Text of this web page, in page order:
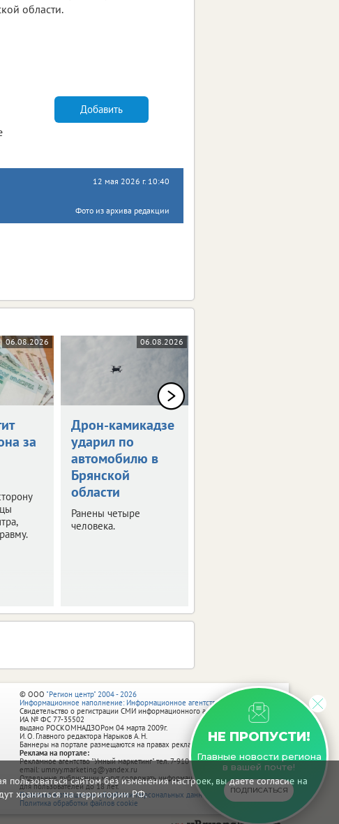
сайтом без изменения настроек, вы даете согласие на
храниться на территории РФ.
области.
Добавить
12 мая 2026 г. 10:40
Фото из архива редакции
06.08.2026
за
06.08.2026
Дрон-камикадзе
ударил по
автомобилю в
Брянской
области
Ранены четыре
человека.
НЕ ПРОПУСТИ!
Главные новости региона
в вашей почте!
ПОДПИСАТЬСЯ
© ООО "Регион центр" 2004 - 2026
Информационное наполнение: Информационное агентство vRossii.ru
Свидетельство о регистрации СМИ информационного агентства vRossii.ru
ИА № ФС 77‑35502
выдано РОСКОМНАДЗОРом 04 марта 2009г.
И. О. Главного редактора Нарыков А. Н.
Баннеры на портале размещаются на правах рекламы.
Реклама на портале:
Рекламное агентство "Умный маркетинг" тел. 7-910-267-70-40,
email: umnyy.marketing@yandex.ru
Отдельные публикации могут содержать информацию, не предназначенную
для пользователей до 18 лет.
Политика в отношении обработки персональных данных
Политика обработки файлов cookie